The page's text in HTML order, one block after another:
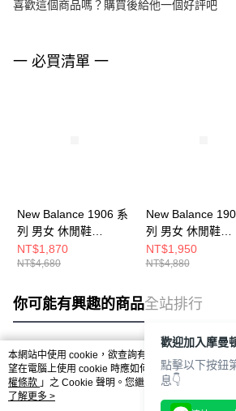
喜歡這個商品嗎？購買後給他一個好評吧
一 必買清單 一
New Balance 1906 系
列 男女 休閒鞋
M1906REO-D
NT$1,870
NT$4,680
New Balance
列 男女 休閒鞋
M1906NH-D
NT$1,950
NT$4,880
你可能有興趣的商品全站排行
熱門標籤
本網站中使用 cookie，欲查詢有關本網站使用
望在電腦上使用 cookie 時應如何變更電腦的 cookie
權條款 」之 Cookie 聲明。您繼續使用本網站即表
用條款之 Cookie 聲明使用 cookie。
了解更多 >
歡迎加入摩曼
點擊以下按鈕
息👇